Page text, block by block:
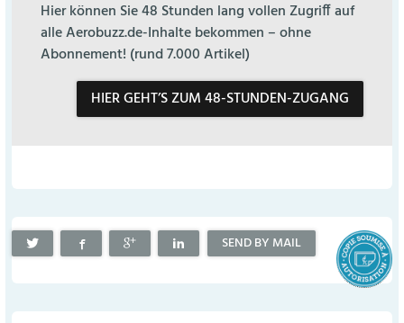
Hier können Sie 48 Stunden lang vollen Zugriff auf
alle Aerobuzz.de-Inhalte bekommen – ohne
Abonnement! (rund 7.000 Artikel)
HIER GEHT’S ZUM 48-STUNDEN-ZUGANG
SEND BY MAIL